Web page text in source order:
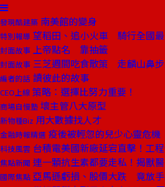
發現酷建築 南美館的變身
特別報導 望稻田、追小火車 騎行全國
封面故事 上帝點名 靠抽籤
封面故事 三芝週間吃食散策 走麟山鼻
編者的話 讀彼此的故事
CEO上線 策略：選擇比努力重要！
商場自慢塾 壞主管八大原型
新物種Biz 用大數據找人才
金融時報精選 疫後被輕忽的兒少心靈危機
科技風雲 台積電美國新廠延宕直擊！工
焦點新聞 連一顆抗生素都要走私！揭獸
國際焦點 亞馬遜虧損、股價大跌 竟放